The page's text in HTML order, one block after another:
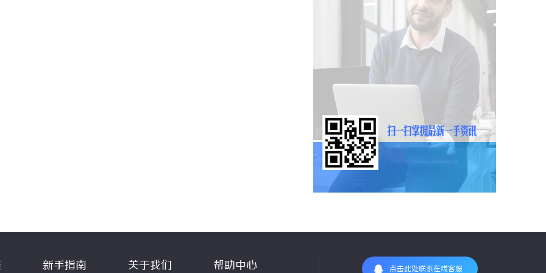
新手指南 关于我们 帮助中心 点击此处联系在线客服